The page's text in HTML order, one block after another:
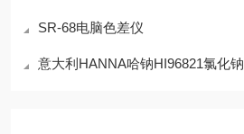
SR-68电脑色差仪
意大利HANNA哈钠HI96821氯化钠